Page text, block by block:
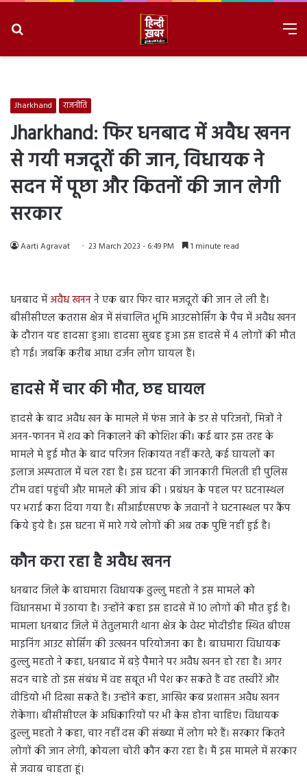
Jharkhand राजनीति
Jharkhand: फिर धनबाद में अवैध खनन
से गयी मजदूरों की जान, विधायक ने
सदन में पूछा और कितनों की जान लेगी
सरकार
Aarti Agravat 23 March 2023 - 6:49 PM 1 minute read
धनबाद मेंअवैध खननने एक बार फिर चार मजदूरों की जान ले ली है।
बीसीसीएल कतरास क्षेत्र में संचालित भूमि आउटसोर्सिंग के पैच में अवैध खनन
के दौरान यह हादसा हुआ। हादसा सुबह हुआ इस हादसे में 4 लोगों की मौत
हो गई। जबकि करीब आधा दर्जन लोग घायल हैं।
हादसे में चार की मौत,छह घायल
हादसे के बाद अवैध खन के मामले में फंस जाने के डर से परिजनों, मित्रों ने
अनन-फानन में शव को निकालने की कोशिश की। कई बार इस तरह के
मामले मे हुई मौत के बाद परिजन शिकायत नहीं करते, कई घायलों का
इलाज अस्पताल में चल रहा है। इस घटना की जानकारी मिलती ही पुलिस
टीम वहां पहुंची औऱ मामले की जांच की । प्रबंधन के पहल पर घटनास्थल
पर भराई करा दिया गया है। सीआईएसएफ के जवानों ने घटनास्थल पर कैंप
किये हुये है। इस घटना में मारे गये लोगों की अब तक पुष्टि नहीं हुई है।
कौन करा रहा है अवैध खनन
धनबाद जिले के बाघमारा विधायक ढुल्लु महतो ने इस मामले को
विधानसभा में उठाया है। उन्होंने कहा इस हादसे में 10 लोगों की मौत हुई है।
मामला धनबाद जिले में तेतुलमारी थाना क्षेत्र के वेस्ट मोदीडीह स्थित बीएस
माइनिंग आउट सोर्सिंग की उत्खनन परियोजना का है। बाघमारा विधायक
ढुल्लु महतो ने कहा, धनबाद में बड़े पैमाने पर अवैध खनन हो रहा है। अगर
सदन चाहे तो इस संबंध में वह सबूत भी पेश कर सकते हैं वह तस्वीरें और
वीडियो भी दिखा सकते हैं। उन्होंने कहा, आखिर कब प्रशासन अवैध खनन
रोकेगा। बीसीसीएल के अधिकारियों पर भी केस होना चाहिए। विधायक
ढुल्लु महतो ने कहा, चार नहीं दस की संख्या में लोग मरे हैं। सरकार कितने
लोगों की जान लेगी, कोयला चोरी कौन करा रहा है। मैं इस मामले में सरकार
से जवाब चाहता हूं।